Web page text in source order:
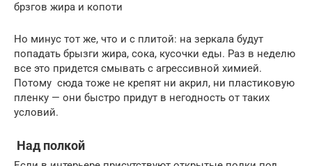
брзгов жира и копоти
Но минус тот же, что и с плитой: на зеркала будут
попадать брызги жира, сока, кусочки еды. Раз в неделю
все это придется смывать с агрессивной химией.
Потому сюда тоже не крепят ни акрил, ни пластиковую
пленку — они быстро придут в негодность от таких
условий.
Над полкой